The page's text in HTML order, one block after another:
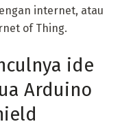
internet, atau
of Thing.
ide
Arduino